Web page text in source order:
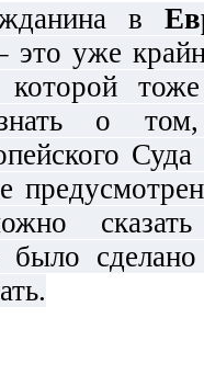
в
это уже
которой
о
было